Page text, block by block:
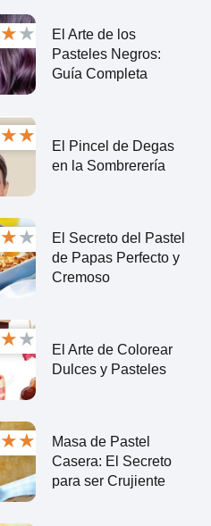
★★
El Arte de los
Pasteles Negros:
Guía Completa
★★
El Pincel de Degas
en la Sombrerería
★★
El Secreto del Pastel
de Papas Perfecto y
Cremoso
★★
El Arte de Colorear
Dulces y Pasteles
★★
Masa de Pastel
Casera: El Secreto
para ser Crujiente